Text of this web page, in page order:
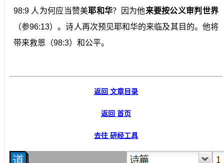
98:9 人为何应当赞美耶和华？因为他来要按公义审判世界
（参96:13）。诗人再次预见耶和华的来临及其目的。他将
带来救恩（98:3）和公平。
返回 文章目录
返回 首页
去往 研经工具